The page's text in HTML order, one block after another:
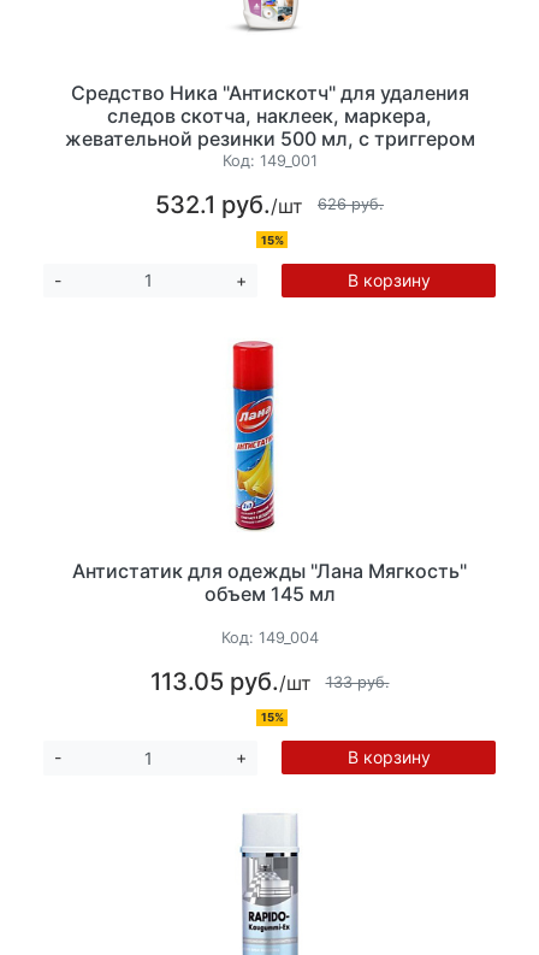
Средство Ника "Антискотч" для удаления
следов скотча, наклеек, маркера,
жевательной резинки 500 мл, с триггером
Код: 149_001
532.1 руб./шт 626 руб.
15%
- + В корзину
Антистатик для одежды "Лана Мягкость"
объем 145 мл
Код: 149_004
113.05 руб./шт 133 руб.
15%
- + В корзину